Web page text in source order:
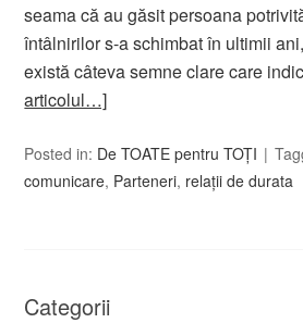
seama că au găsit persoana
întâlnirilor s-a schimbat în ultimii
există câteva semne clare care
articolul…]
Posted in: De TOATE pentru TOȚI
comunicare, Parteneri, relații de durata
Categorii